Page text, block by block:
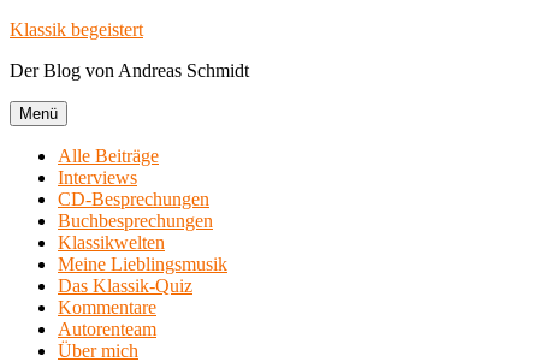
Zum
springen
Klassik begeistert
Der Blog von Andreas Schmidt
Menü
Alle Beiträge
Interviews
CD-Besprechungen
Buchbesprechungen
Klassikwelten
Meine Lieblingsmusik
Das Klassik-Quiz
Kommentare
Autorenteam
Über mich